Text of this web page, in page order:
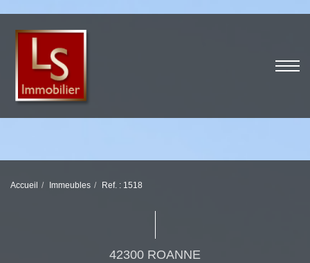
Accueil Immeubles Ref. : 1518
42300 ROANNE